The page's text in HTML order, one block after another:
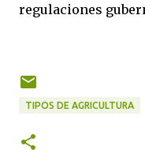
regulaciones
TIPOS DE AGRICULTURA